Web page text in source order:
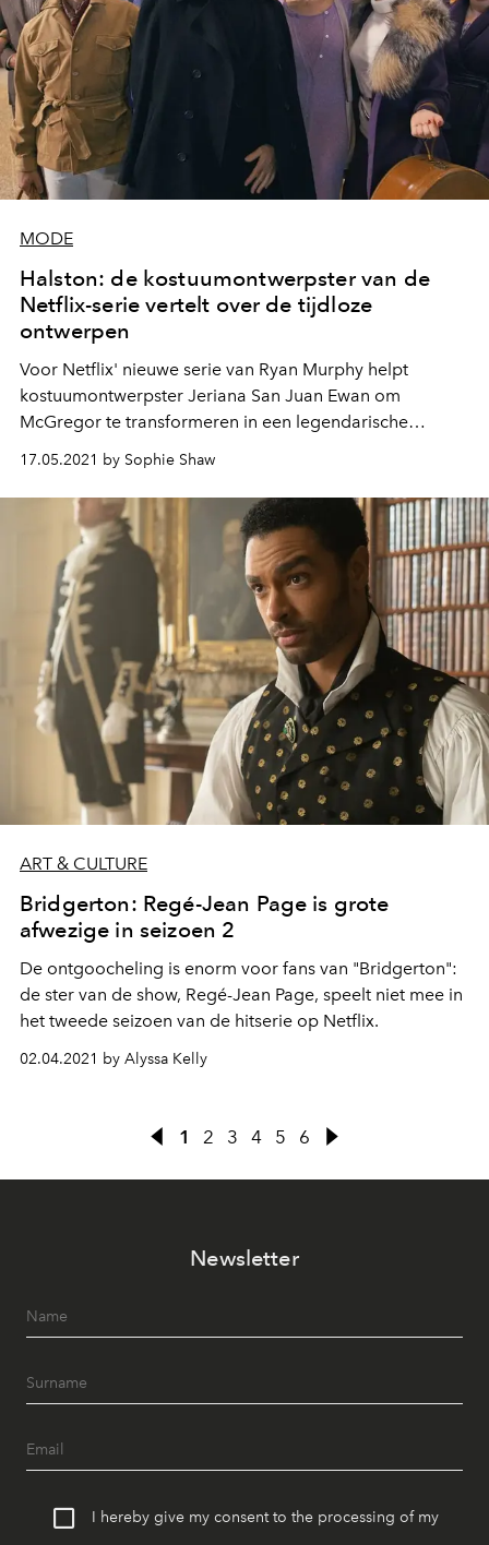
MODE
Halston: de kostuumontwerpster van de
Netflix-serie vertelt over de tijdloze
ontwerpen
Voor Netflix' nieuwe serie van Ryan Murphy helpt
kostuumontwerpster Jeriana San Juan Ewan om
McGregor te transformeren in een legendarische
onderdompelen in zijn imperium.
17.05.2021 by Sophie Shaw
ART & CULTURE
Bridgerton: Regé-Jean Page is grote
afwezige in seizoen 2
De ontgoocheling is enorm voor fans van "Bridgerton":
de ster van de show, Regé-Jean Page, speelt niet mee in
het tweede seizoen van de hitserie op Netflix.
02.04.2021 by Alyssa Kelly
1 2 3 4 5 6
Newsletter
I hereby give my consent to the processing of my